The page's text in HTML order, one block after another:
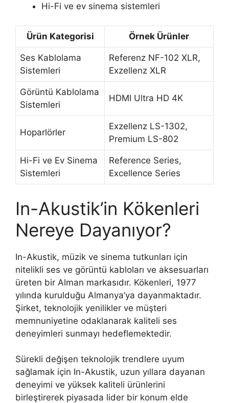
Hi-Fi ve ev sinema sistemleri
Ürün Kategorisi Örnek Ürünler
Ses Kablolama
Sistemleri
Referenz NF-102 XLR,
Exzellenz XLR
Görüntü Kablolama
Sistemleri
HDMI Ultra HD 4K
Hoparlörler
Exzellenz LS-1302,
Premium LS-802
Hi-Fi ve Ev Sinema
Sistemleri
Reference Series,
Excellence Series
In-Akustik’in Kökenleri
Nereye Dayanıyor?
In-Akustik, müzik ve sinema tutkunları için
nitelikli ses ve görüntü kabloları ve aksesuarları
üreten bir Alman markasıdır. Kökenleri, 1977
yılında kurulduğu Almanya’ya dayanmaktadır.
Şirket, teknolojik yenilikler ve müşteri
memnuniyetine odaklanarak kaliteli ses
deneyimleri sunmayı hedeflemektedir.
Sürekli değişen teknolojik trendlere uyum
sağlamak için In-Akustik, uzun yıllara dayanan
deneyimi ve yüksek kaliteli ürünlerini
birleştirerek piyasada lider bir konum elde